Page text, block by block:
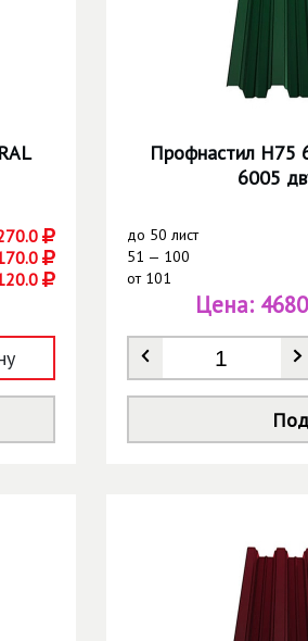
Профнастил Н75
6005
до 50 лист
51 — 100
от101
Количество *
Цена: